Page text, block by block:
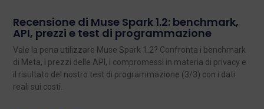
Recensione di Muse Spark 1.2: benchmark,
API, prezzi e test di programmazione
Vale la pena utilizzare Muse Spark 1.2? Confronta i benchmark
di Meta, i prezzi delle API, i compromessi in materia di privacy e
il risultato del nostro test di programmazione (3/3) con i dati
reali sui costi.